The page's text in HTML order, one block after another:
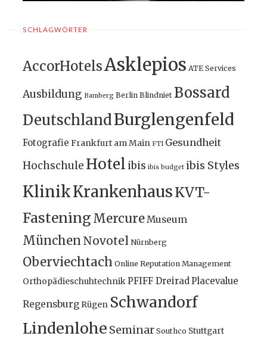
SCHLAGWÖRTER
AccorHotelsAsklepios ATE Services
Ausbildung Bamberg Berlin Blindniet Bossard
DeutschlandBurglengenfeld
Fotografie Frankfurt am Main FTI Gesundheit
Hochschule Hotel ibis ibis budget ibis Styles
KlinikKrankenhausKVT-
FasteningMercureMuseum
München Novotel Nürnberg
Oberviechtach Online Reputation Management
OrthopädieschuhtechnikPFIFF DreiradPlacevalue
Regensburg Rügen Schwandorf
Lindenlohe Seminar Southco Stuttgart